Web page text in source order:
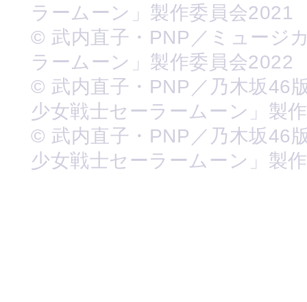
ラームーン」製作委員会2021
© 武内直子・PNP／ミュージ
ラームーン」製作委員会2022
© 武内直子・PNP／乃木坂46
少女戦士セーラームーン」製
© 武内直子・PNP／乃木坂46
少女戦士セーラームーン」製